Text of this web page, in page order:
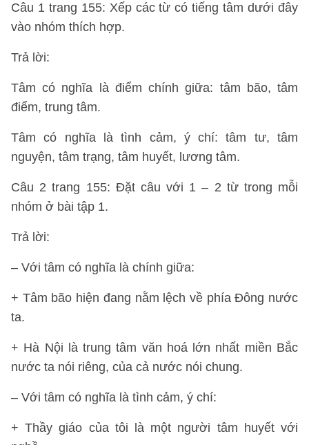
Câu 1 trang 155: Xếp các từ có tiếng tâm dưới đây
vào nhóm thích hợp.
Trả lời:
Tâm có nghĩa là điểm chính giữa: tâm bão, tâm
điểm, trung tâm.
Tâm có nghĩa là tình cảm, ý chí: tâm tư, tâm
nguyện, tâm trạng, tâm huyết, lương tâm.
Câu 2 trang 155: Đặt câu với 1 – 2 từ trong mỗi
nhóm ở bài tập 1.
Trả lời:
– Với tâm có nghĩa là chính giữa:
+ Tâm bão hiện đang nằm lệch về phía Đông nước
ta.
+ Hà Nội là trung tâm văn hoá lớn nhất miền Bắc
nước ta nói riêng, của cả nước nói chung.
– Với tâm có nghĩa là tình cảm, ý chí:
+ Thầy giáo của tôi là một người tâm huyết với